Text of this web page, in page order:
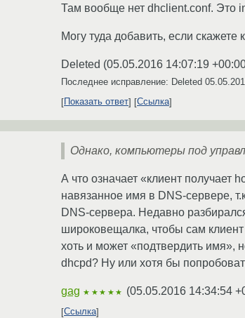
Там вообще нет dhclient.conf. Это
Могу туда добавить, если скажете
Deleted (05.05.2016 14:07:19
Последнее исправление: Deleted
Показать ответ
Ссылка
Однако, компьютеры под
А что означает «клиент
навязанное имя в DNS-сервере,
DNS-сервера. Недавно
широковещалка, чтобы сам
хоть и может «подтвердить имя»,
dhcpd? Ну или хотя бы
gag ★★★★★ (05.05.2016 14:34:54
Ссылка